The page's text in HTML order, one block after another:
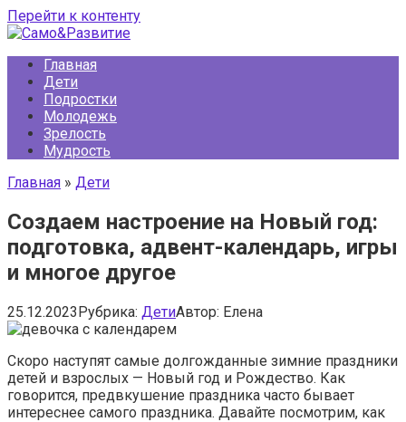
Перейти к контенту
Главная
Дети
Подростки
Молодежь
Зрелость
Мудрость
Главная » Дети
Создаем настроение на Новый год:
подготовка, адвент-календарь, игры
и многое другое
25.12.2023Рубрика: ДетиАвтор: Елена
Скоро наступят самые долгожданные зимние праздники
детей и взрослых — Новый год и Рождество. Как
говорится, предвкушение праздника часто бывает
интереснее самого праздника. Давайте посмотрим, как